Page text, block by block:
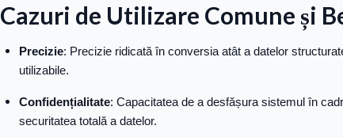
Cazuri de Utilizare Comune și
Precizie: Precizie ridicată în conversia atât a datelor
utilizabile.
Confidențialitate: Capacitatea de a desfășura sistemul în
securitatea totală a datelor.